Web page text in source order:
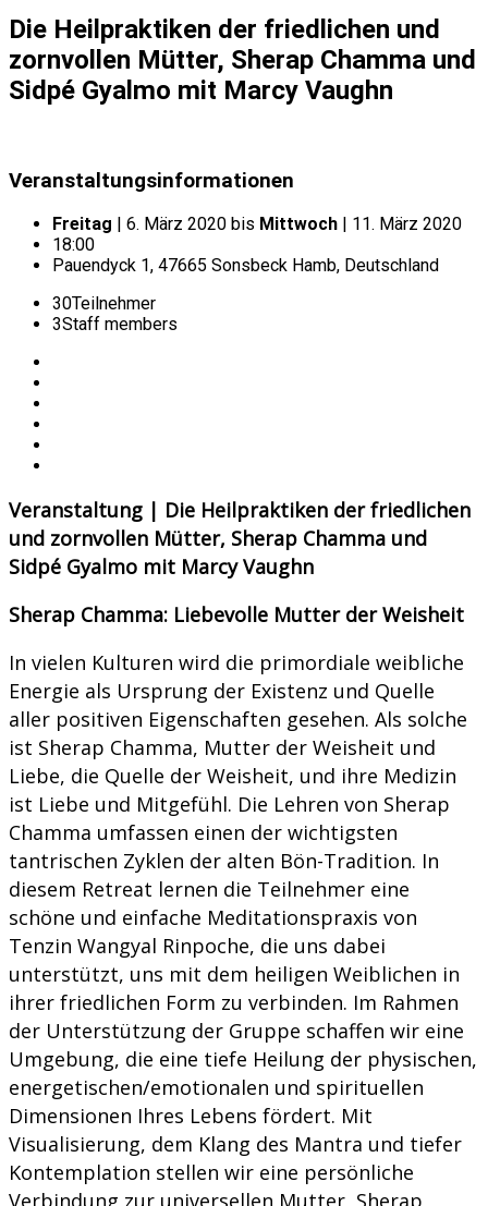
Die Heilpraktiken der friedlichen und
zornvollen Mütter, Sherap Chamma und
Sidpé Gyalmo mit Marcy Vaughn
Veranstaltungsinformationen
Freitag | 6. März 2020 bis Mittwoch | 11. März 2020
18:00
Pauendyck 1, 47665 Sonsbeck Hamb, Deutschland
30Teilnehmer
3Staff members
Veranstaltung | Die Heilpraktiken der friedlichen
und zornvollen Mütter, Sherap Chamma und
Sidpé Gyalmo mit Marcy Vaughn
Sherap Chamma: Liebevolle Mutter der Weisheit
In vielen Kulturen wird die primordiale weibliche
Energie als Ursprung der Existenz und Quelle
aller positiven Eigenschaften gesehen. Als solche
ist Sherap Chamma, Mutter der Weisheit und
Liebe, die Quelle der Weisheit, und ihre Medizin
ist Liebe und Mitgefühl. Die Lehren von Sherap
Chamma umfassen einen der wichtigsten
tantrischen Zyklen der alten Bön-Tradition. In
diesem Retreat lernen die Teilnehmer eine
schöne und einfache Meditationspraxis von
Tenzin Wangyal Rinpoche, die uns dabei
unterstützt, uns mit dem heiligen Weiblichen in
ihrer friedlichen Form zu verbinden. Im Rahmen
der Unterstützung der Gruppe schaffen wir eine
Umgebung, die eine tiefe Heilung der physischen,
energetischen/emotionalen und spirituellen
Dimensionen Ihres Lebens fördert. Mit
Visualisierung, dem Klang des Mantra und tiefer
Kontemplation stellen wir eine persönliche
Verbindung zur universellen Mutter, Sherap